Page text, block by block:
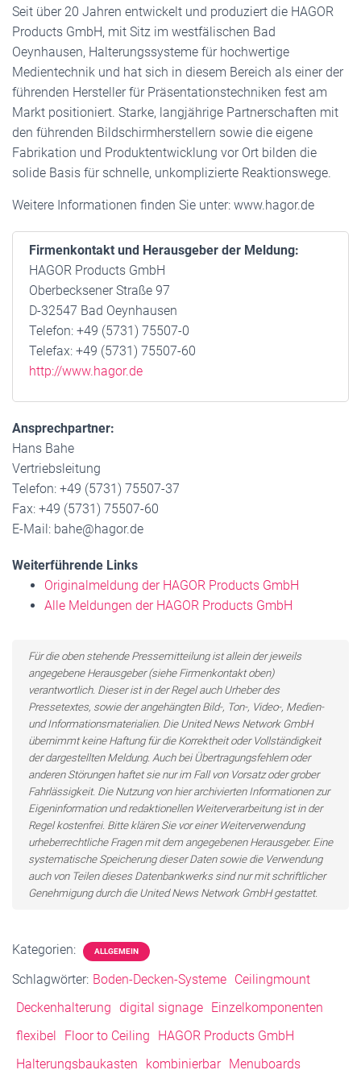
Seit über 20 Jahren entwickelt und produziert die HAGOR
Products GmbH, mit Sitz im westfälischen Bad
Oeynhausen, Halterungssysteme für hochwertige
Medientechnik und hat sich in diesem Bereich als einer der
führenden Hersteller für Präsentationstechniken fest am
Markt positioniert. Starke, langjährige Partnerschaften mit
den führenden Bildschirmherstellern sowie die eigene
Fabrikation und Produktentwicklung vor Ort bilden die
solide Basis für schnelle, unkomplizierte Reaktionswege.
Weitere Informationen finden Sie unter: www.hagor.de
Firmenkontakt und Herausgeber der Meldung:
HAGOR Products GmbH
Oberbecksener Straße 97
D-32547 Bad Oeynhausen
Telefon: +49 (5731) 75507-0
Telefax: +49 (5731) 75507-60
http://www.hagor.de
Ansprechpartner:
Hans Bahe
Vertriebsleitung
Telefon: +49 (5731) 75507-37
Fax: +49 (5731) 75507-60
E-Mail: bahe@hagor.de
Weiterführende Links
Originalmeldung der HAGOR Products GmbH
Alle Meldungen der HAGOR Products GmbH
Für die oben stehende Pressemitteilung ist allein der jeweils
angegebene Herausgeber (siehe Firmenkontakt oben)
verantwortlich. Dieser ist in der Regel auch Urheber des
Pressetextes, sowie der angehängten Bild-, Ton-, Video-, Medien-
und Informationsmaterialien. Die United News Network GmbH
übernimmt keine Haftung für die Korrektheit oder Vollständigkeit
der dargestellten Meldung. Auch bei Übertragungsfehlern oder
anderen Störungen haftet sie nur im Fall von Vorsatz oder grober
Fahrlässigkeit. Die Nutzung von hier archivierten Informationen zur
Eigeninformation und redaktionellen Weiterverarbeitung ist in der
Regel kostenfrei. Bitte klären Sie vor einer Weiterverwendung
urheberrechtliche Fragen mit dem angegebenen Herausgeber. Eine
systematische Speicherung dieser Daten sowie die Verwendung
auch von Teilen dieses Datenbankwerks sind nur mit schriftlicher
Genehmigung durch die United News Network GmbH gestattet.
Kategorien: ALLGEMEIN
Schlagwörter: Boden-Decken-Systeme Ceilingmount
Deckenhalterung digital signage Einzelkomponenten
flexibel
Floor to Ceiling
HAGOR Products GmbH
Halterungsbaukasten
kombinierbar Menuboards